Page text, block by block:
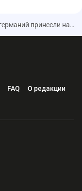
Какао-бобы и германий принесли наибольшую выгоду инвесторам в 2024 году
FAQ
О редакции